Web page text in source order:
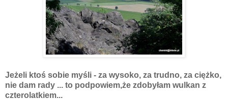
Jeżeli ktoś sobie myśli - za wysoko, za trudno, za ciężko,
nie dam rady ... to podpowiem,że zdobyłam wulkan z
czterolatkiem...